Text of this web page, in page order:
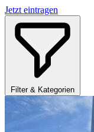
Jetzt eintragen
Filter & Kategorien